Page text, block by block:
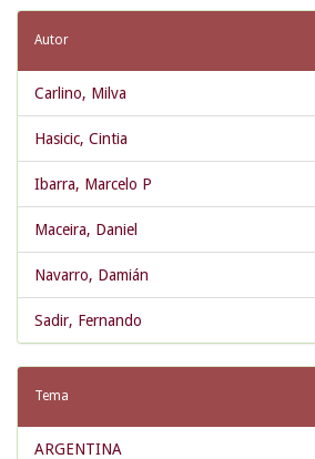
Autor
Carlino, Milva
Hasicic, Cintia
Ibarra, Marcelo P
Maceira, Daniel
Navarro, Damián
Sadir, Fernando
Tema
ARGENTINA